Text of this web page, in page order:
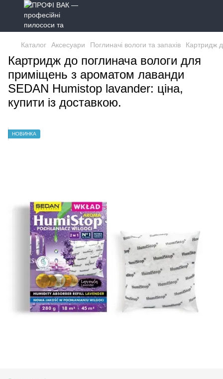
Каталог Аксесуари Поглиначі вологи та запахів Картридж
Картридж до поглинача вологи для
приміщень з ароматом лаванди
SEDAN Humistop lavander: ціна,
купити із доставкою.
НОВИНКА